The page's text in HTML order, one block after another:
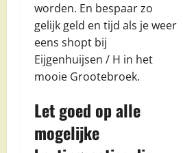
worden. En bespaar zo
gelijk geld en tijd als je weer
eens shopt bij
Eijgenhuijsen / H in het
mooie Grootebroek.
Let goed op alle
mogelijke